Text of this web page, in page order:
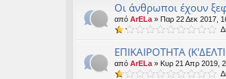
Οι άνθρωποι έχουν
από ArELa » Παρ 22 Δεκ 2017,
ΕΠΙΚΑΙΡΟΤΗΤΑ
από ArELa » Κυρ 21 Απρ 2019,